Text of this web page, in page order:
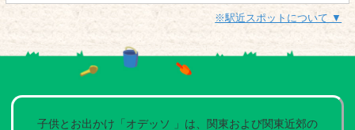
※駅近スポットについて ▼
子供とお出かけ「オデッソ 」は、関東および関東近郊の